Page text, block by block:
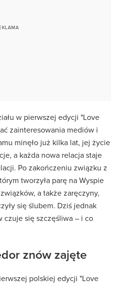
w pierwszej edycji "Love
zainteresowania mediów i
minęło już kilka lat, jej życie
a każda nowa relacja staje
Po zakończeniu związku z
tworzyła parę na Wyspie
a także zaręczyny,
się ślubem. Dziś jednak
czuje się szczęśliwa – i co
znów zajęte
polskiej edycji "Love